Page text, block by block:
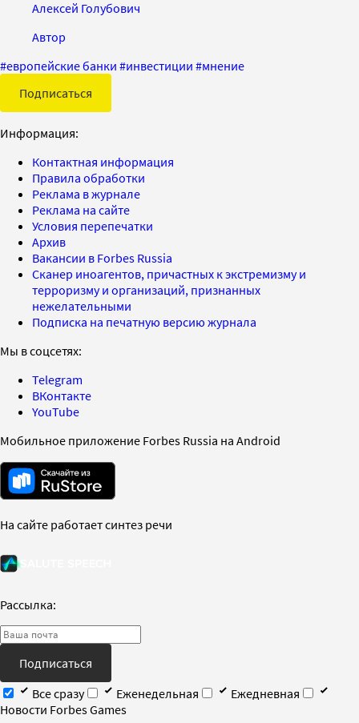
Алексей Голубович
Автор
#европейские банки #инвестиции #мнение
Подписаться
Информация:
Контактная информация
Правила обработки
Реклама в журнале
Реклама на сайте
Условия перепечатки
Архив
Вакансии в Forbes Russia
Сканер иноагентов, причастных к экстремизму и
терроризму и организаций, признанных
нежелательными
Подписка на печатную версию журнала
Мы в соцсетях:
Telegram
ВКонтакте
YouTube
Мобильное приложение Forbes Russia на Android
На сайте работает синтез речи
Рассылка:
Подписаться
Все сразу
Еженедельная
Ежедневная
Новости Forbes Games